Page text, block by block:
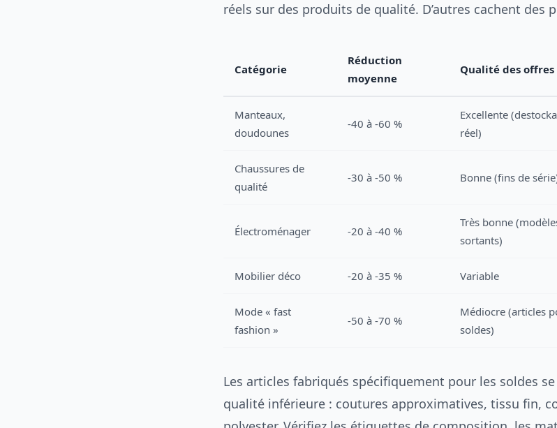
réels sur des produits de qualité. D’autres cachent des
Catégorie
Réduction
moyenne
Qualité des offres
Manteaux,
doudounes
-40 à -60 %
Excellente
réel)
Chaussures de
qualité
-30 à -50 % Bonne (fins de
Électroménager -20 à -40 %
Très bonne
sortants)
Mobilier déco -20 à -35 % Variable
Mode « fast
fashion »
-50 à -70 %
Médiocre (articles
soldes)
Les articles fabriqués spécifiquement pour les soldes
qualité inférieure : coutures approximatives, tissu fin,